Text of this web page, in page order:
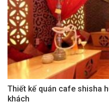
Thiết kế quán cafe shisha
khách